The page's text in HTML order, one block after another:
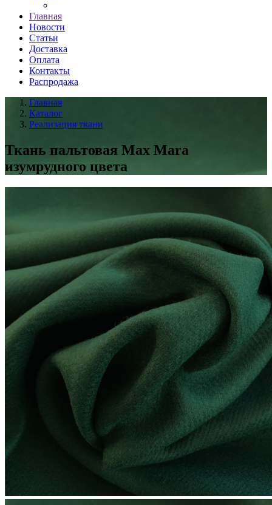
Главная
Новости
Статьи
Доставка
Оплата
Контакты
Распродажа
Главная
Каталог
Реализация ткани
Ткань пальтовая Max Mara
изумрудного цвета